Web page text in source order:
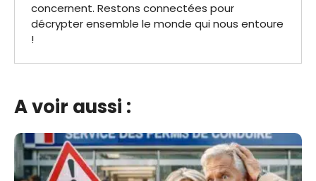
concernent. Restons connectées pour
décrypter ensemble le monde qui nous entoure
!
A voir aussi :